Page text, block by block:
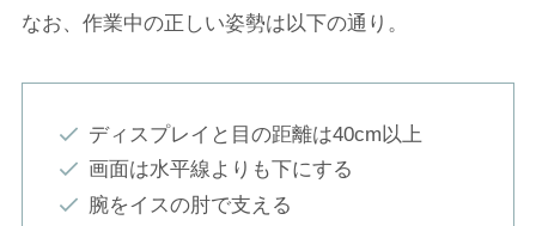
なお、作業中の正しい姿勢は以下の通り。
ディスプレイと目の距離は40cm以上
画面は水平線よりも下にする
腕をイスの肘で支える